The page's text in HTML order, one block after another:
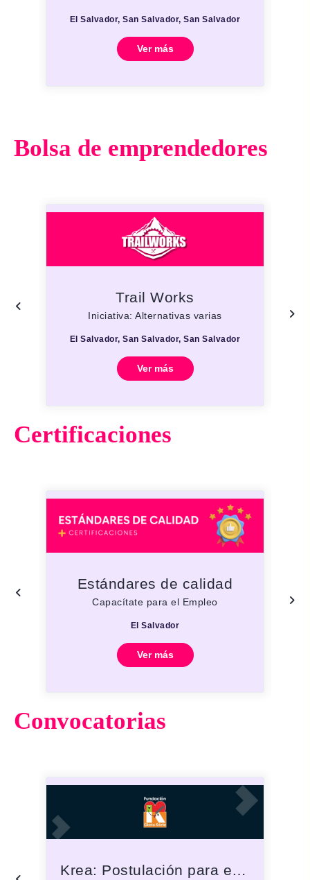
El Salvador, San Salvador, San Salvador
Ver más
Bolsa de emprendedores
Trail Works
Iniciativa: Alternativas varias
El Salvador, San Salvador, San Salvador
Ver más
Certificaciones
Estándares de calidad
Capacítate para el Empleo
El Salvador
Ver más
Convocatorias
Krea: Postulación para emprendimientos con base tecnológica